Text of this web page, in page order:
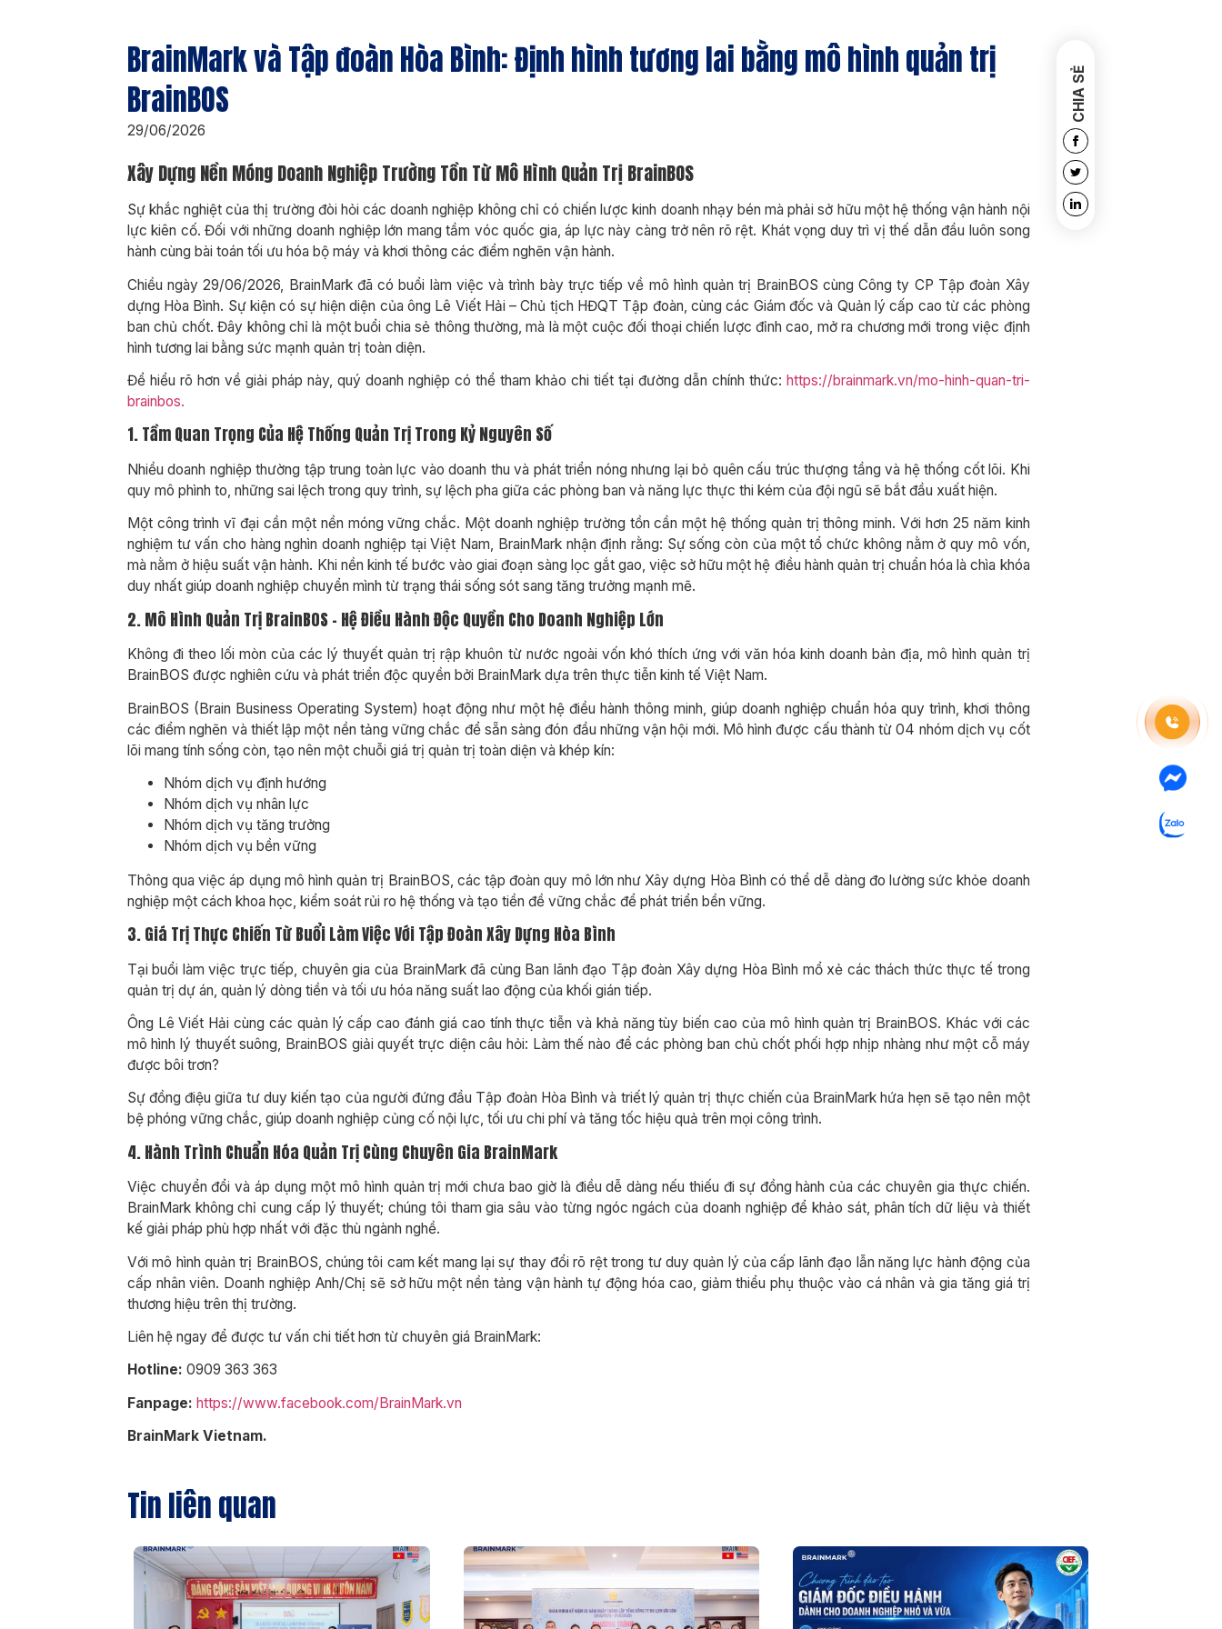
BrainMark và Tập đoàn Hòa Bình: Định hình tương lai bằng mô hình quản trị
BrainBOS
29/06/2026
Xây Dựng Nền Móng Doanh Nghiệp Trường Tồn Từ Mô Hình Quản Trị BrainBOS
Sự khắc nghiệt của thị trường đòi hỏi các doanh nghiệp không chỉ có chiến lược kinh doanh nhạy bén mà phải sở hữu một hệ thống vận hành nội
lực kiên cố. Đối với những doanh nghiệp lớn mang tầm vóc quốc gia, áp lực này càng trở nên rõ rệt. Khát vọng duy trì vị thế dẫn đầu luôn song
hành cùng bài toán tối ưu hóa bộ máy và khơi thông các điểm nghẽn vận hành.
Chiều ngày 29/06/2026, BrainMark đã có buổi làm việc và trình bày trực tiếp về mô hình quản trị BrainBOS cùng Công ty CP Tập đoàn Xây
dựng Hòa Bình. Sự kiện có sự hiện diện của ông Lê Viết Hải – Chủ tịch HĐQT Tập đoàn, cùng các Giám đốc và Quản lý cấp cao từ các phòng
ban chủ chốt. Đây không chỉ là một buổi chia sẻ thông thường, mà là một cuộc đối thoại chiến lược đỉnh cao, mở ra chương mới trong việc định
hình tương lai bằng sức mạnh quản trị toàn diện.
Để hiểu rõ hơn về giải pháp này, quý doanh nghiệp có thể tham khảo chi tiết tại đường dẫn chính thức: https://brainmark.vn/mo-hinh-quan-tri-
brainbos.
1. Tầm Quan Trọng Của Hệ Thống Quản Trị Trong Kỷ Nguyên Số
Nhiều doanh nghiệp thường tập trung toàn lực vào doanh thu và phát triển nóng nhưng lại bỏ quên cấu trúc thượng tầng và hệ thống cốt lõi. Khi
quy mô phình to, những sai lệch trong quy trình, sự lệch pha giữa các phòng ban và năng lực thực thi kém của đội ngũ sẽ bắt đầu xuất hiện.
Một công trình vĩ đại cần một nền móng vững chắc. Một doanh nghiệp trường tồn cần một hệ thống quản trị thông minh. Với hơn 25 năm kinh
nghiệm tư vấn cho hàng nghìn doanh nghiệp tại Việt Nam, BrainMark nhận định rằng: Sự sống còn của một tổ chức không nằm ở quy mô vốn,
mà nằm ở hiệu suất vận hành. Khi nền kinh tế bước vào giai đoạn sàng lọc gắt gao, việc sở hữu một hệ điều hành quản trị chuẩn hóa là chìa khóa
duy nhất giúp doanh nghiệp chuyển mình từ trạng thái sống sót sang tăng trưởng mạnh mẽ.
2. Mô Hình Quản Trị BrainBOS – Hệ Điều Hành Độc Quyền Cho Doanh Nghiệp Lớn
Không đi theo lối mòn của các lý thuyết quản trị rập khuôn từ nước ngoài vốn khó thích ứng với văn hóa kinh doanh bản địa, mô hình quản trị
BrainBOS được nghiên cứu và phát triển độc quyền bởi BrainMark dựa trên thực tiễn kinh tế Việt Nam.
BrainBOS (Brain Business Operating System) hoạt động như một hệ điều hành thông minh, giúp doanh nghiệp chuẩn hóa quy trình, khơi thông
các điểm nghẽn và thiết lập một nền tảng vững chắc để sẵn sàng đón đầu những vận hội mới. Mô hình được cấu thành từ 04 nhóm dịch vụ cốt
lõi mang tính sống còn, tạo nên một chuỗi giá trị quản trị toàn diện và khép kín:
Nhóm dịch vụ định hướng
Nhóm dịch vụ nhân lực
Nhóm dịch vụ tăng trưởng
Nhóm dịch vụ bền vững
Thông qua việc áp dụng mô hình quản trị BrainBOS, các tập đoàn quy mô lớn như Xây dựng Hòa Bình có thể dễ dàng đo lường sức khỏe doanh
nghiệp một cách khoa học, kiểm soát rủi ro hệ thống và tạo tiền đề vững chắc để phát triển bền vững.
3. Giá Trị Thực Chiến Từ Buổi Làm Việc Với Tập Đoàn Xây Dựng Hòa Bình
Tại buổi làm việc trực tiếp, chuyên gia của BrainMark đã cùng Ban lãnh đạo Tập đoàn Xây dựng Hòa Bình mổ xẻ các thách thức thực tế trong
quản trị dự án, quản lý dòng tiền và tối ưu hóa năng suất lao động của khối gián tiếp.
Ông Lê Viết Hải cùng các quản lý cấp cao đánh giá cao tính thực tiễn và khả năng tùy biến cao của mô hình quản trị BrainBOS. Khác với các
mô hình lý thuyết suông, BrainBOS giải quyết trực diện câu hỏi: Làm thế nào để các phòng ban chủ chốt phối hợp nhịp nhàng như một cỗ máy
được bôi trơn?
Sự đồng điệu giữa tư duy kiến tạo của người đứng đầu Tập đoàn Hòa Bình và triết lý quản trị thực chiến của BrainMark hứa hẹn sẽ tạo nên một
bệ phóng vững chắc, giúp doanh nghiệp củng cố nội lực, tối ưu chi phí và tăng tốc hiệu quả trên mọi công trình.
4. Hành Trình Chuẩn Hóa Quản Trị Cùng Chuyên Gia BrainMark
Việc chuyển đổi và áp dụng một mô hình quản trị mới chưa bao giờ là điều dễ dàng nếu thiếu đi sự đồng hành của các chuyên gia thực chiến.
BrainMark không chỉ cung cấp lý thuyết; chúng tôi tham gia sâu vào từng ngóc ngách của doanh nghiệp để khảo sát, phân tích dữ liệu và thiết
kế giải pháp phù hợp nhất với đặc thù ngành nghề.
Với mô hình quản trị BrainBOS, chúng tôi cam kết mang lại sự thay đổi rõ rệt trong tư duy quản lý của cấp lãnh đạo lẫn năng lực hành động của
cấp nhân viên. Doanh nghiệp Anh/Chị sẽ sở hữu một nền tảng vận hành tự động hóa cao, giảm thiểu phụ thuộc vào cá nhân và gia tăng giá trị
thương hiệu trên thị trường.
Liên hệ ngay để được tư vấn chi tiết hơn từ chuyên giá BrainMark:
Hotline: 0909 363 363
Fanpage: https://www.facebook.com/BrainMark.vn
BrainMark Vietnam.
CHIA SẺ
Tin liên quan